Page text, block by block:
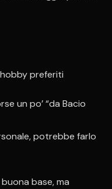
preferiti
un po’ “da Bacio
potrebbe farlo
base, ma